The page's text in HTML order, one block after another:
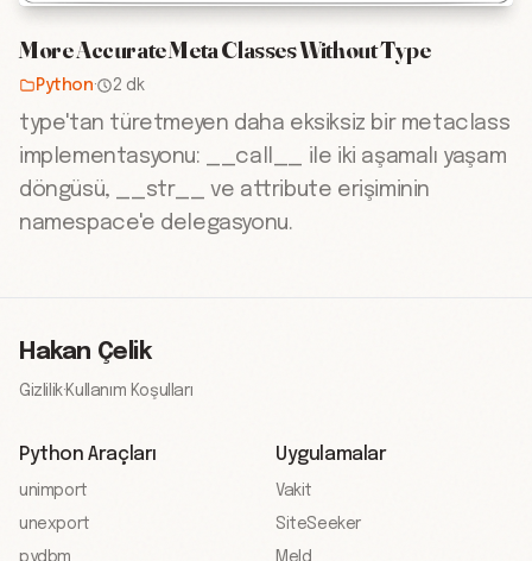
More Accurate Meta Classes Without Type
Python· 2 dk
type'tan türetmeyen daha eksiksiz bir metaclass
implementasyonu: __call__ ile iki aşamalı yaşam
döngüsü, __str__ ve attribute erişiminin
namespace'e delegasyonu.
Hakan Çelik
Gizlilik·Kullanım Koşulları
Python Araçları
unimport
unexport
pydbm
Uygulamalar
Vakit
SiteSeeker
Meld